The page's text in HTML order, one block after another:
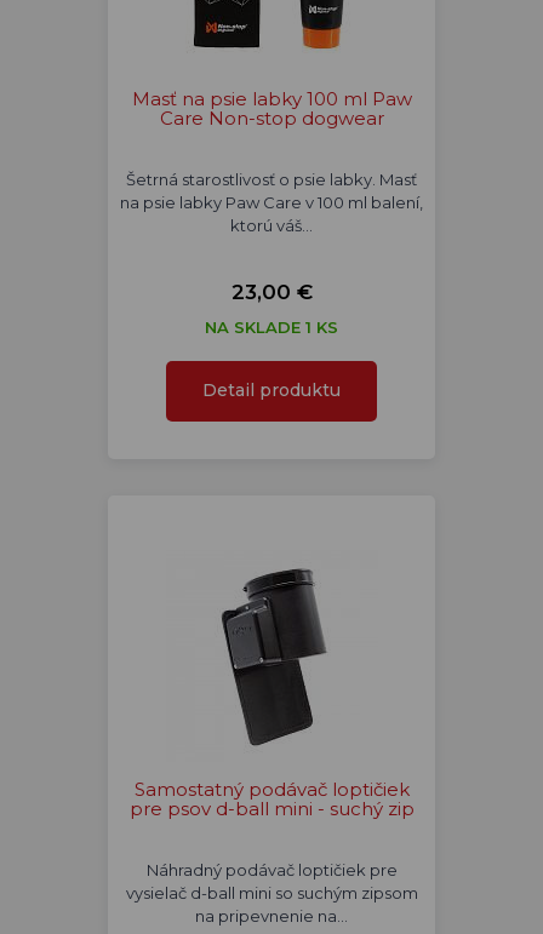
Masť na psie labky 100 ml Paw
Care Non-stop dogwear
Šetrná starostlivosť o psie labky. Masť
na psie labky Paw Care v 100 ml balení,
ktorú váš…
23,00 €
NA SKLADE 1 KS
Detail produktu
Samostatný podávač loptičiek
pre psov d-ball mini - suchý zip
Náhradný podávač loptičiek pre
vysielač d-ball mini so suchým zipsom
na pripevnenie na…